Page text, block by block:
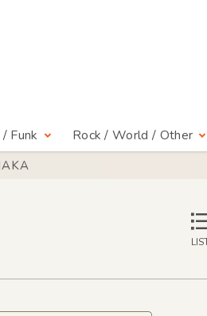
Funk Rock / World / Other